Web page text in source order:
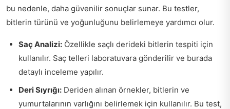
bu nedenle, daha güvenilir sonuçlar sunar. Bu testler,
bitlerin türünü ve yoğunluğunu belirlemeye yardımcı olur.
Saç Analizi: Özellikle saçlı derideki bitlerin tespiti için
kullanılır. Saç telleri laboratuvara gönderilir ve burada
detaylı inceleme yapılır.
Deri Sıyrığı: Deriden alınan örnekler, bitlerin ve
yumurtalarının varlığını belirlemek için kullanılır. Bu test,